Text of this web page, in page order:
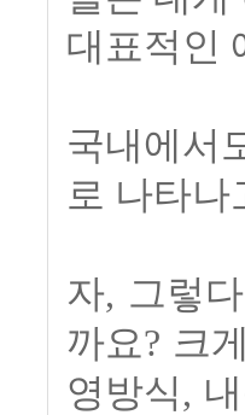
대표적인
국내에서
로 나타나
자, 그렇
까요? 크
영방식,